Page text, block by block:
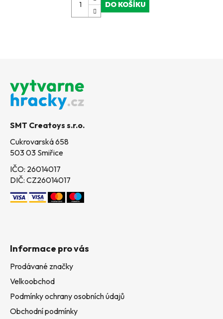
DO KOŠÍKU
SMT Creatoys s.r.o.
Cukrovarská 658
503 03 Smiřice
IČO: 26014017
DIČ: CZ26014017
Informace pro vás
Prodávané značky
Velkoobchod
Podmínky ochrany osobních údajů
Obchodní podmínky